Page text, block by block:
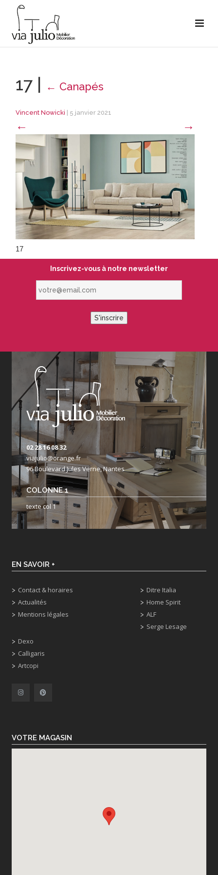
17 | ← Canapés
Vincent Nowicki 5 janvier 2021
← →
17
Inscrivez-vous à notre newsletter
S'inscrire
02 28 16 08 32
viajulio@orange.fr
96 Boulevard Jules Verne, Nantes
COLONNE 1
texte col 1
EN SAVOIR +
Contact & horaires
Actualités
Mentions légales
Dexo
Calligaris
Artcopi
Ditre Italia
Home Spirit
ALF
Serge Lesage
VOTRE MAGASIN